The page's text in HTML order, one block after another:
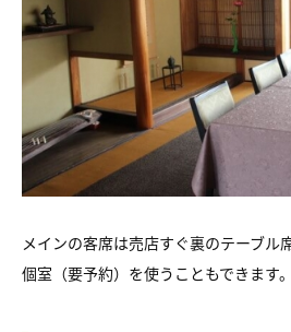
メインの客席は売店すぐ裏のテーブル
個室（要予約）を使うこともできます。